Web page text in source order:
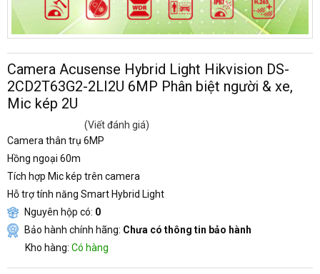
Camera Acusense Hybrid Light Hikvision DS-
2CD2T63G2-2LI2U 6MP Phân biệt người & xe,
Mic kép 2U
(Viết đánh giá)
Camera thân trụ 6MP
Hồng ngoại 60m
Tích hợp Mic kép trên camera
Hỗ trợ tính năng Smart Hybrid Light
Nguyên hộp có: 0
Bảo hành chính hãng: Chưa có thông tin bảo hành
Kho hàng: Có hàng